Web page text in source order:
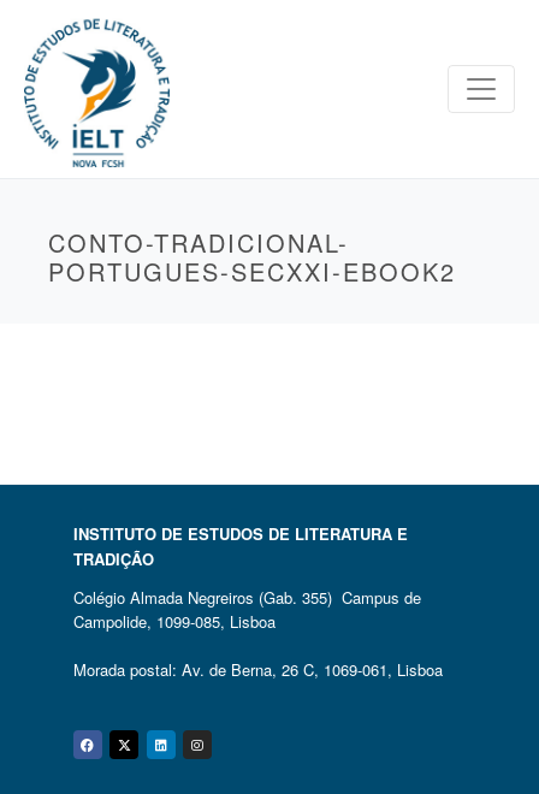
CONTO-TRADICIONAL-
PORTUGUES-SECXXI-EBOOK2
INSTITUTO DE ESTUDOS DE LITERATURA E
TRADIÇÃO
Colégio Almada Negreiros (Gab. 355) Campus de
Campolide, 1099-085, Lisboa
Morada postal: Av. de Berna, 26 C, 1069-061, Lisboa
Facebook
Twitter
Linkedin
Instagram